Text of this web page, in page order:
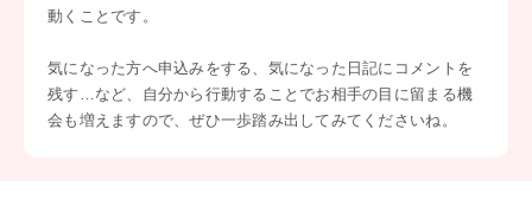
動くことです。
気になった方へ申込みをする、気になった日記にコメントを
残す…など、自分から行動することでお相手の目に留まる機
会も増えますので、ぜひ一歩踏み出してみてくださいね。